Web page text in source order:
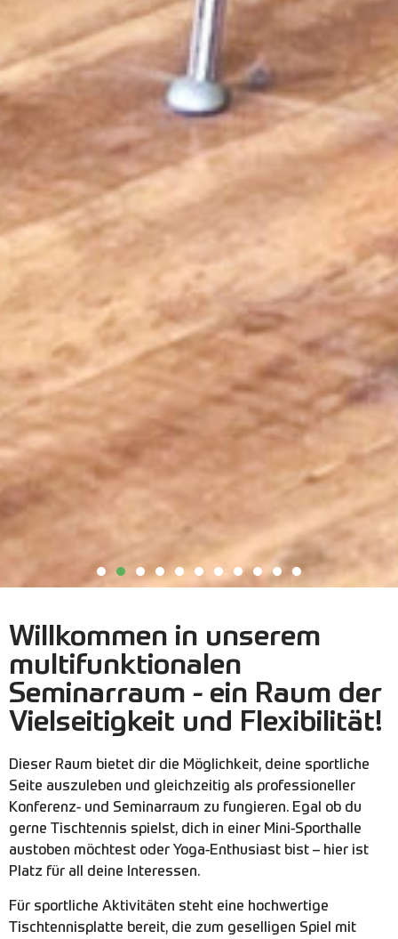
Willkommen in unserem
multifunktionalen
Seminarraum - ein Raum der
Vielseitigkeit und Flexibilität!
Dieser Raum bietet dir die Möglichkeit, deine sportliche
Seite auszuleben und gleichzeitig als professioneller
Konferenz- und Seminarraum zu fungieren. Egal ob du
gerne Tischtennis spielst, dich in einer Mini-Sporthalle
austoben möchtest oder Yoga-Enthusiast bist – hier ist
Platz für all deine Interessen.
Für sportliche Aktivitäten steht eine hochwertige
Tischtennisplatte bereit, die zum geselligen Spiel mit